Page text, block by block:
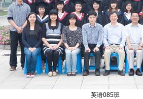
英语085班